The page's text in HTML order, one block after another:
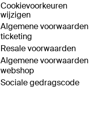
Cookievoorkeuren
wijzigen
Algemene voorwaarden
ticketing
Resale voorwaarden
Algemene voorwaarden
webshop
Sociale gedragscode